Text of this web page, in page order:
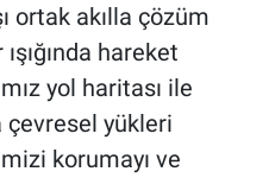
ortak akılla çözüm
hareket
yol haritası ile
yükleri
korumayı ve